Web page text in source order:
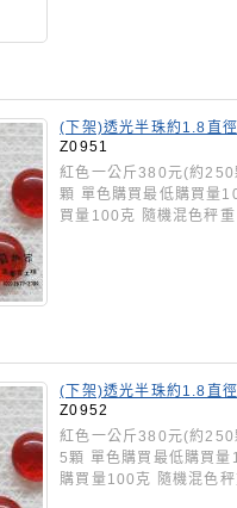
(下架)透光半珠約1.8直
51
Z0951
紅色一公斤380元(約
顆 單色購買最低購買量
買量100克 隨機混色秤重
(下架)透光半珠約1.8直
克裝 Z0952
Z0952
紅色一公斤380元(約
5顆 單色購買最低購買
購買量100克 隨機混色